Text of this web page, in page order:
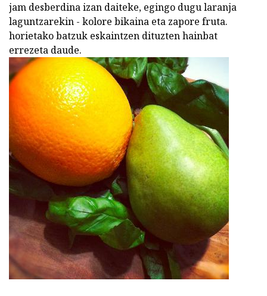
jam desberdina izan daiteke, egingo dugu laranja
laguntzarekin - kolore bikaina eta zapore fruta.
horietako batzuk eskaintzen dituzten hainbat
errezeta daude.